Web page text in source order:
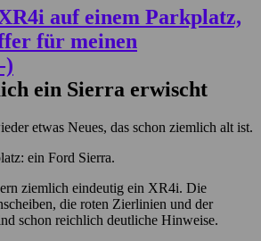
ein Sierra erwischt
etwas Neues, das schon ziemlich alt ist.
ein Ford Sierra.
ziemlich eindeutig ein XR4i. Die
die roten Zierlinien und der
schon reichlich deutliche Hinweise.